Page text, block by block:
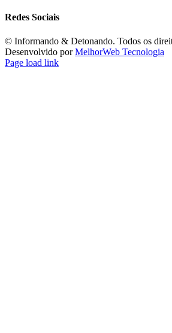
Redes Sociais
©️ Informando & Detonando. Todos os
Desenvolvido porMelhorWeb Tecnologia
Page load link